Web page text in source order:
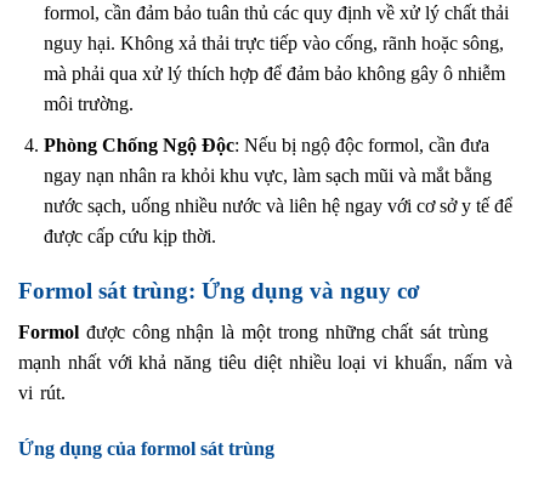
formol, cần đảm bảo tuân thủ các quy định về xử lý chất thải
nguy hại. Không xả thải trực tiếp vào cống, rãnh hoặc sông,
mà phải qua xử lý thích hợp để đảm bảo không gây ô nhiễm
môi trường.
Phòng Chống Ngộ Độc: Nếu bị ngộ độc formol, cần đưa
ngay nạn nhân ra khỏi khu vực, làm sạch mũi và mắt bằng
nước sạch, uống nhiều nước và liên hệ ngay với cơ sở y tế để
được cấp cứu kịp thời.
Formol sát trùng: Ứng dụng và nguy cơ
Formol được công nhận là một trong những chất sát trùng
mạnh nhất với khả năng tiêu diệt nhiều loại vi khuẩn, nấm và
vi rút.
Ứng dụng của formol sát trùng